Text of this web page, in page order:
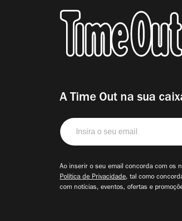
A Time Out na sua
Insira
o
seu
Ao inserir o seu email concorda com os
Política de Privacidade, tal como
com notícias, eventos, ofertas e